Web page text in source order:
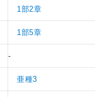
1部2章
1部5章
-
亜種3